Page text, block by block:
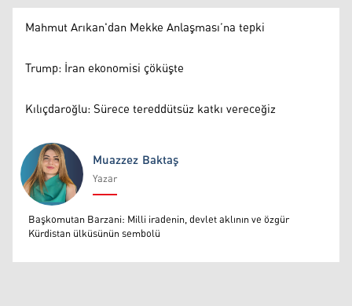
Mahmut Arıkan'dan Mekke Anlaşması’na tepki
Trump: İran ekonomisi çöküşte
Kılıçdaroğlu: Sürece tereddütsüz katkı vereceğiz
Muazzez Baktaş
Muazzez Baktaş
Yazar
Başkomutan Barzani: Milli iradenin, devlet aklının ve özgür
Kürdistan ülküsünün sembolü